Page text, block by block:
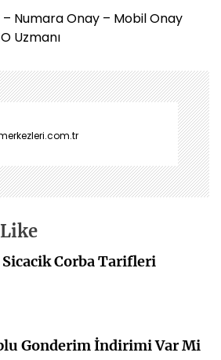
– Numara Onay – Mobil Onay
Uzmanı
Corba Tarifleri
Gonderim İndirimi Var Mi